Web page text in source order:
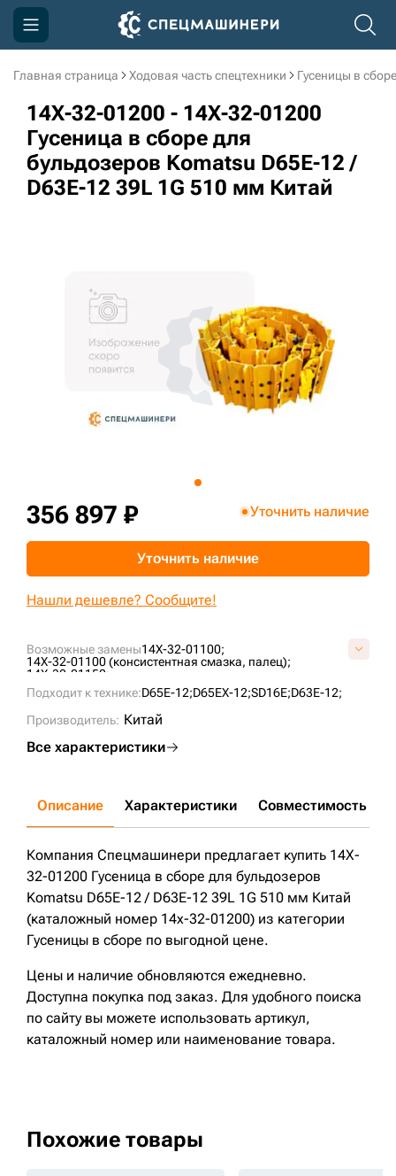
Главная страница Ходовая часть спецтехники Гусеницы в сборе
14X-32-01200 - 14X-32-01200
Гусеница в сборе для
бульдозеров Komatsu D65E-12 /
D63E-12 39L 1G 510 мм Китай
Возможные замены14X-32-01100;
14X-32-01100 (консистентная смазка, палец);
14X-32-01150;
14X-32-01150 (смазываемая, мастер-звено);
14X-32-01200;14X-32-01200-6;A02D0401TA139510;
A02D0404TA139510;
K40651E0M39510;
KM2100A/39/510;M40651E2M39510;
Подходит к технике:D65E-12;D65EX-12;SD16E;D63E-12;
Производитель: Китай
Все характеристики
356 897 ₽ Уточнить наличие
Уточнить наличие
Нашли дешевле? Сообщите!
Описание Характеристики Совместимость
Компания Спецмашинери предлагает купить 14X-
32-01200 Гусеница в сборе для бульдозеров
Komatsu D65E-12 / D63E-12 39L 1G 510 мм Китай
(каталожный номер 14x-32-01200) из категории
Гусеницы в сборе по выгодной цене.
Цены и наличие обновляются ежедневно.
Доступна покупка под заказ. Для удобного поиска
по сайту вы можете использовать артикул,
каталожный номер или наименование товара.
Похожие товары
Компания
Акции
Доставка и оплата
Информация
3D тур по складам
sksale@skdst.ru
+7 (499) 394-50-93